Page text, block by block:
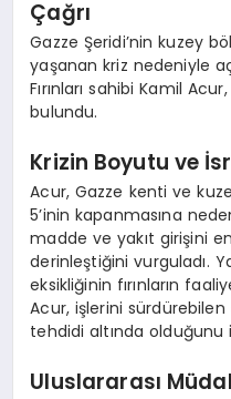
Çağrı
Gazze Şeridi’nin kuzey
yaşanan kriz nedeniyle
Fırınları sahibi Kamil
bulundu.
Krizin Boyutu ve
Acur, Gazze kenti ve
5’inin kapanmasına
madde ve yakıt girişini
derinleştiğini vurguladı.
eksikliğinin fırınların
Acur, işlerini sürdürebilen
tehdidi altında
Uluslararası